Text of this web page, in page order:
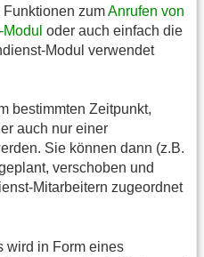
zumAnrufen von
oder auch einfach die
Modul verwendet
bestimmten Zeitpunkt,
auch nur einer
Sie können dann (z.B.
verschoben und
Mitarbeitern zugeordnet
wird in Form eines